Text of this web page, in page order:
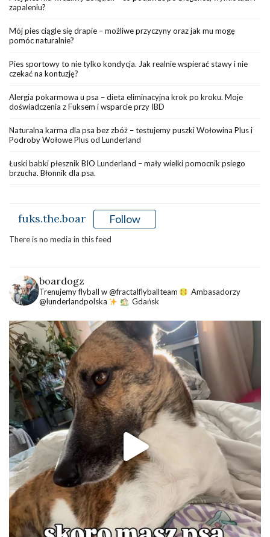
zapaleniu?
Mój pies ciągle się drapie – możliwe przyczyny oraz jak mu mogę
pomóc naturalnie?
Pies sportowy to nie tylko kondycja. Jak realnie wspierać stawy i nie
czekać na kontuzję?
Alergia pokarmowa u psa – dieta eliminacyjna krok po kroku. Moje
doświadczenia z Fuksem i wsparcie przy IBD
Naturalna karma dla psa bez zbóż – testujemy puszki Wołowina Plus i
Podroby Wołowe Plus od Lunderland
Łuski babki płesznik BIO Lunderland – mały wielki pomocnik psiego
brzucha. Błonnik dla psa.
fuks.the.boar Follow
There is no media in this feed
boardogz
Trenujemy flyball w @fractalflyballteam
Ambasadorzy
@lunderlandpolska
Gdańsk